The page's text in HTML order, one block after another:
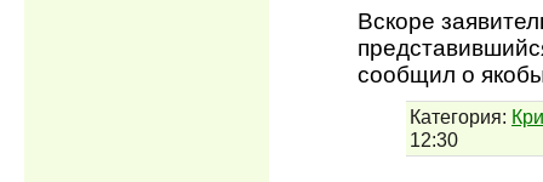
Вскоре
сообщил о
Категория:
12:30